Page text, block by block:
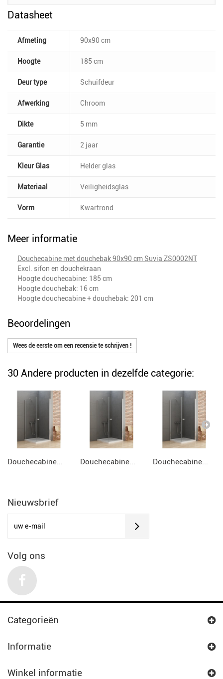
Datasheet
Afmeting 90x90 cm
Hoogte 185 cm
Deur type Schuifdeur
Afwerking Chroom
Dikte 5 mm
Garantie 2 jaar
Kleur Glas Helder glas
Materiaal Veiligheidsglas
Vorm Kwartrond
Meer informatie
Douchecabine met douchebak 90x90 cm Suvia ZS0002NT
Excl. sifon en douchekraan
Hoogte douchecabine: 185 cm
Hoogte douchebak: 16 cm
Hoogte douchecabine + douchebak: 201 cm
Beoordelingen
Wees de eerste om een recensie te schrijven !
30 Andere producten in dezelfde categorie:
Douchecabine... Douchecabine... Douchecabine...
Nieuwsbrief
Volg ons
Categorieën
Informatie
Winkel informatie